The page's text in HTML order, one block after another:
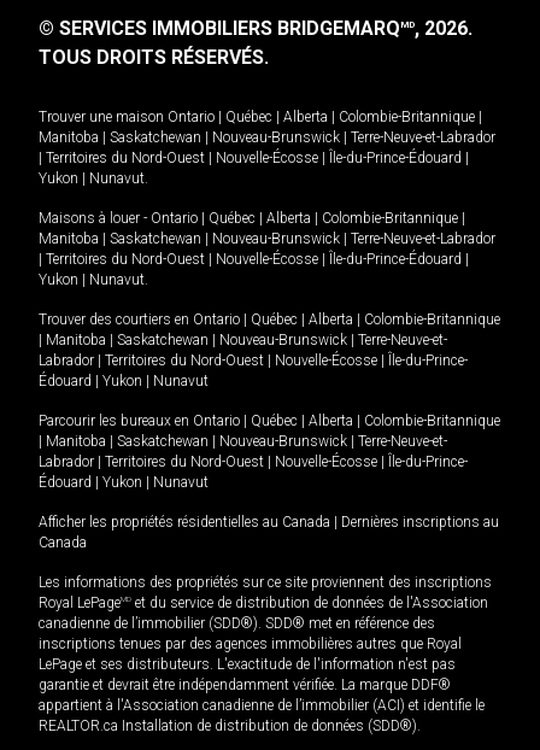
© SERVICES IMMOBILIERS BRIDGEMARQMD, 2026.
TOUS DROITS RÉSERVÉS.
Trouver une maison Ontario Québec Alberta Colombie-Britannique
Manitoba
Saskatchewan Nouveau-Brunswick
Terre-Neuve-et-Labrador
Territoires du Nord-Ouest Nouvelle-Écosse Île-du-Prince-Édouard
Yukon
Nunavut.
Maisons à louer - Ontario Québec Alberta Colombie-Britannique
Manitoba
Saskatchewan Nouveau-Brunswick
Terre-Neuve-et-Labrador
Territoires du Nord-Ouest Nouvelle-Écosse Île-du-Prince-Édouard
Yukon
Nunavut.
Trouver des courtiers en Ontario Québec Alberta
Colombie-Britannique
Manitoba Saskatchewan Nouveau-Brunswick
Terre-Neuve-et-
Labrador
Territoires du Nord-Ouest Nouvelle-Écosse
Île-du-Prince-
Édouard
Yukon Nunavut
Parcourir les bureaux en Ontario Québec Alberta
Colombie-Britannique
Manitoba Saskatchewan Nouveau-Brunswick
Terre-Neuve-et-
Labrador
Territoires du Nord-Ouest Nouvelle-Écosse
Île-du-Prince-
Édouard
Yukon Nunavut
Afficher les propriétés résidentielles au Canada
Dernières inscriptions au
Canada
Les informations des propriétés sur ce site proviennent des inscriptions
Royal LePageMD et du service de distribution de données de l'Association
canadienne de l’immobilier (SDD®). SDD® met en référence des
inscriptions tenues par des agences immobilières autres que Royal
LePage et ses distributeurs. L'exactitude de l'information n'est pas
garantie et devrait être indépendamment vérifiée. La marque DDF®
appartient à l'Association canadienne de l’immobilier (ACI) et identifie le
REALTOR.ca Installation de distribution de données (SDD®).